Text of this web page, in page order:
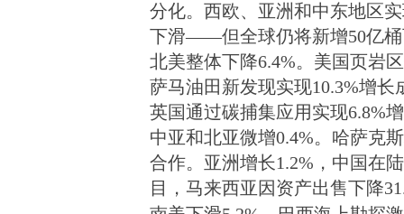
分化。西欧、亚洲和中东地区
下滑——但全球仍将新增50亿桶
北美整体下降6.4%。美国页岩
萨马油田新发现实现10.3%增长
英国通过碳捕集应用实现6.8%增
中亚和北亚微增0.4%。哈萨克
合作。亚洲增长1.2%，中国在
目，马来西亚因资产出售下降